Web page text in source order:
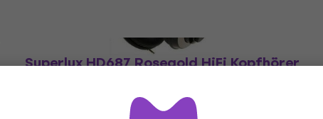
Superlux HD687 Rosegold HiFi Kopfhörer